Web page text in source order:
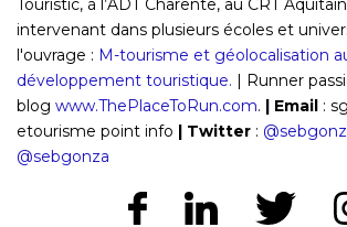
Touristic, à l’ADT Charente, au CRT
intervenant dans plusieurs écoles et
l'ouvrage : M-tourisme et géolocalisation
développement touristique. | Runner
blog www.ThePlaceToRun.com. | Email :
etourisme point info | Twitter :
@sebgonza